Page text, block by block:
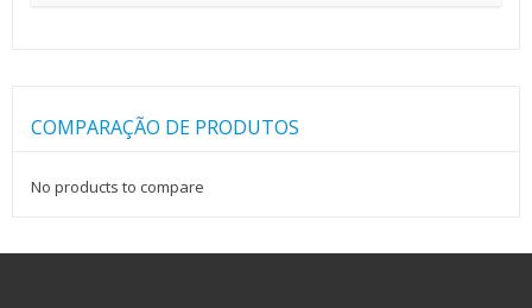
COMPARAÇÃO DE PRODUTOS
No products to compare